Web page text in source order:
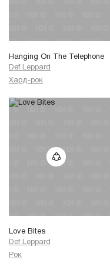
Hanging On The Telephone
Def Leppard
Хард-рок
Love Bites
Def Leppard
Рок